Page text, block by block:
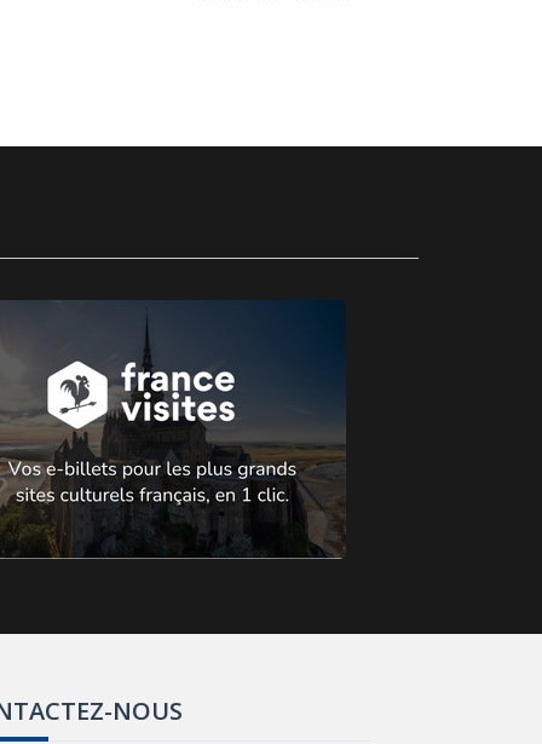
NOUS